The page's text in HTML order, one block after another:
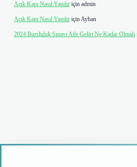
Açık Kapı Nasıl Yapılır için admin
Açık Kapı Nasıl Yapılır içinAyhan
2024 Bursluluk Sınavı Aile Geliri Ne Kadar Olmalı
giriş